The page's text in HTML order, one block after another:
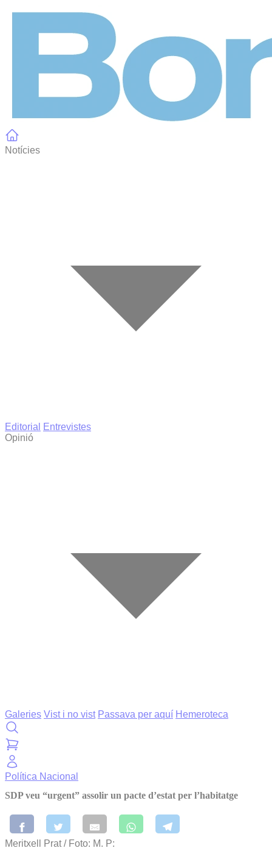
Notícies
Editorial
Entrevistes
Opinió
Galeries Vist i no vist Passava per aquí Hemeroteca
Política Nacional
SDP veu “urgent” assolir un pacte d’estat per l’habitatge
Meritxell Prat / Foto: M. P: